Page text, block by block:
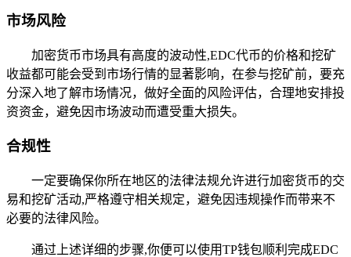
市场风险
加密货币市场具有高度的波动性,EDC代币的价格和挖矿
收益都可能会受到市场行情的显著影响，在参与挖矿前，要充
分深入地了解市场情况，做好全面的风险评估，合理地安排投
资资金，避免因市场波动而遭受重大损失。
合规性
一定要确保你所在地区的法律法规允许进行加密货币的交
易和挖矿活动,严格遵守相关规定，避免因违规操作而带来不
必要的法律风险。
通过上述详细的步骤,你便可以使用TP钱包顺利完成EDC